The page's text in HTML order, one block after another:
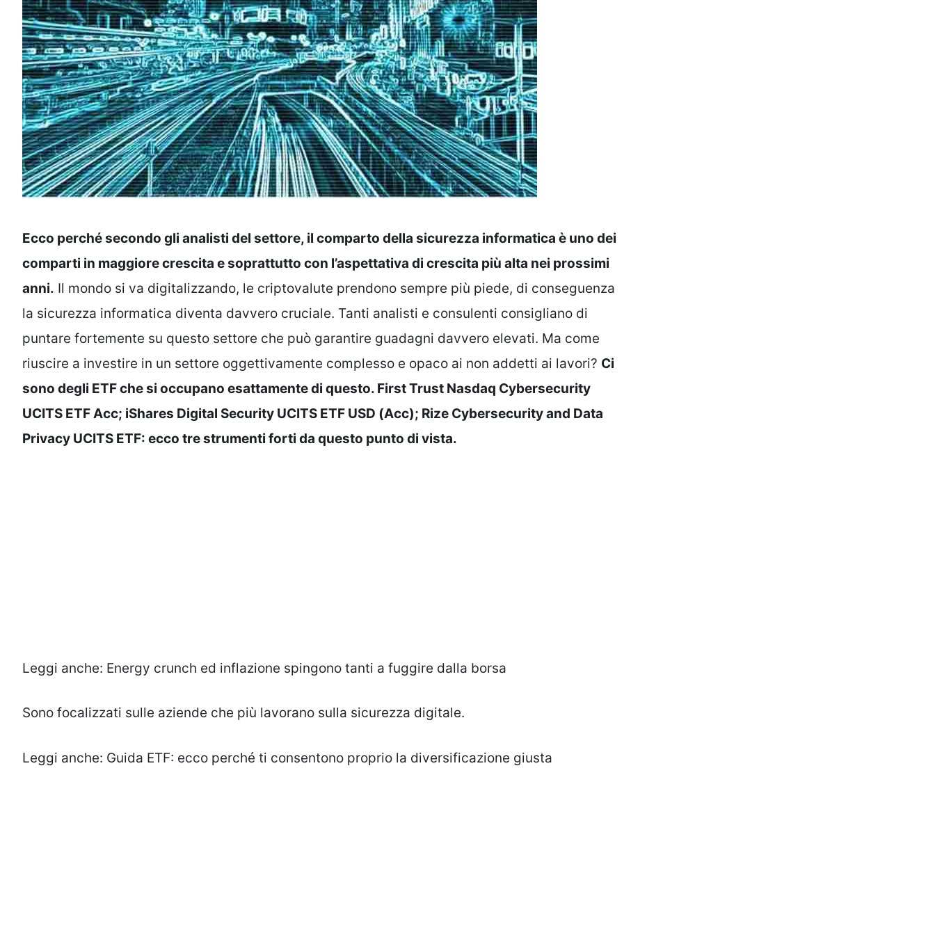
Ecco perché secondo gli analisti del settore, il comparto della sicurezza informatica è uno dei
comparti in maggiore crescita e soprattutto con l’aspettativa di crescita più alta nei prossimi
anni. Il mondo si va digitalizzando, le criptovalute prendono sempre più piede, di conseguenza
la sicurezza informatica diventa davvero cruciale. Tanti analisti e consulenti consigliano di
puntare fortemente su questo settore che può garantire guadagni davvero elevati. Ma come
riuscire a investire in un settore oggettivamente complesso e opaco ai non addetti ai lavori? Ci
sono degli ETF che si occupano esattamente di questo. First Trust Nasdaq Cybersecurity
UCITS ETF Acc; iShares Digital Security UCITS ETF USD (Acc); Rize Cybersecurity and Data
Privacy UCITS ETF: ecco tre strumenti forti da questo punto di vista.
Leggi anche: Energy crunch ed inflazione spingono tanti a fuggire dalla borsa
Sono focalizzati sulle aziende che più lavorano sulla sicurezza digitale.
Leggi anche: Guida ETF: ecco perché ti consentono proprio la diversificazione giusta